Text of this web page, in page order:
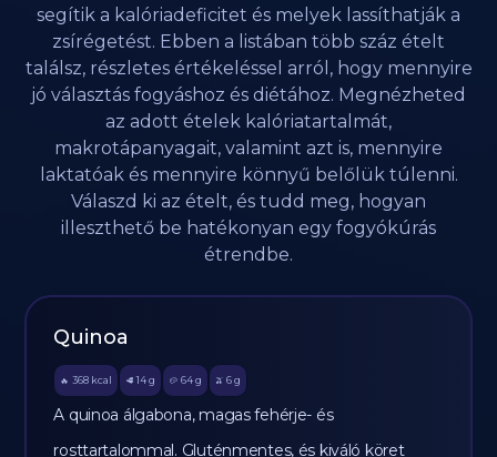
segítik a kalóriadeficitet és melyek lassíthatják a
zsírégetést. Ebben a listában több száz ételt
találsz, részletes értékeléssel arról, hogy mennyire
jó választás fogyáshoz és diétához. Megnézheted
az adott ételek kalóriatartalmát,
makrotápanyagait, valamint azt is, mennyire
laktatóak és mennyire könnyű belőlük túlenni.
Válaszd ki az ételt, és tudd meg, hogyan
illeszthető be hatékonyan egy fogyókúrás
étrendbe.
Quinoa
🔥 368 kcal 🥩 14 g 🥔 64g 🫒 6 g
A quinoa álgabona, magas fehérje- és
rosttartalommal. Gluténmentes, és kiváló köret